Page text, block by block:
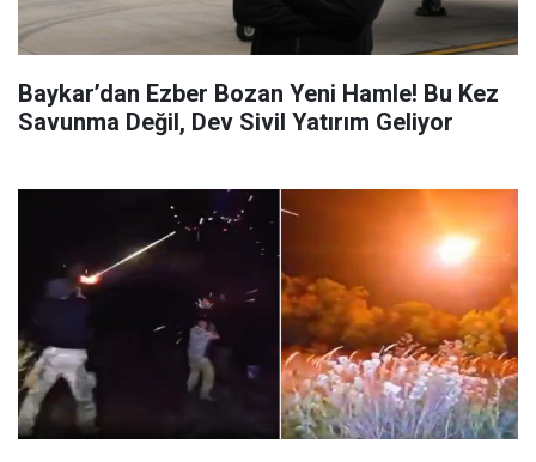
Baykar’dan Ezber Bozan Yeni Hamle! Bu Kez
Savunma Değil, Dev Sivil Yatırım Geliyor